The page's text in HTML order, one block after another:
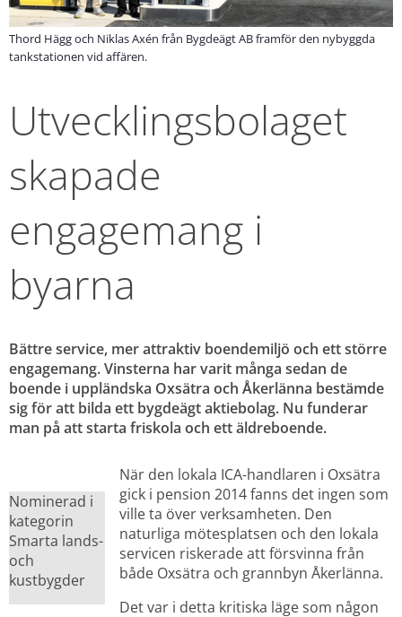
Thord Hägg och Niklas Axén från Bygdeägt AB framför den nybyggda
tankstationen vid affären.
Utvecklingsbolaget
skapade
engagemang i
byarna
Bättre service, mer attraktiv boendemiljö och ett större
engagemang. Vinsterna har varit många sedan de
boende i uppländska Oxsätra och Åkerlänna bestämde
sig för att bilda ett bygdeägt aktiebolag. Nu funderar
man på att starta friskola och ett äldreboende.
Nominerad i
kategorin
Smarta lands-
och
kustbygder
När den lokala ICA-handlaren i Oxsätra
gick i pension 2014 fanns det ingen som
ville ta över verksamheten. Den
naturliga mötesplatsen och den lokala
servicen riskerade att försvinna från
både Oxsätra och grannbyn Åkerlänna.
Det var i detta kritiska läge som någon